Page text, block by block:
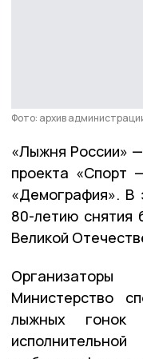
Фото: архив
«Лыжня России»
проекта «Спорт
«Демография». В
80-летию снятия
Великой
Министерство
лыжных гонок